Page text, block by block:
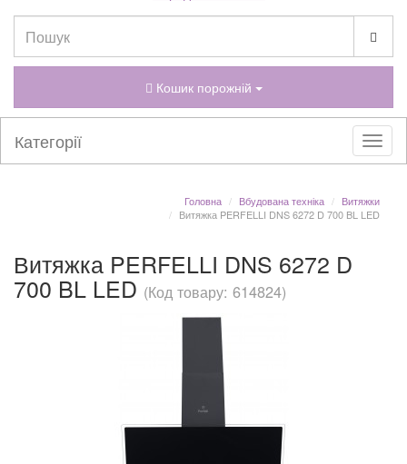
Кошик порожній
Категорії
Головна Вбудована техніка
Витяжки
Витяжка PERFELLI DNS 6272 D 700 BL LED
Витяжка PERFELLI DNS 6272 D
700 BL LED (Код товару: 614824)